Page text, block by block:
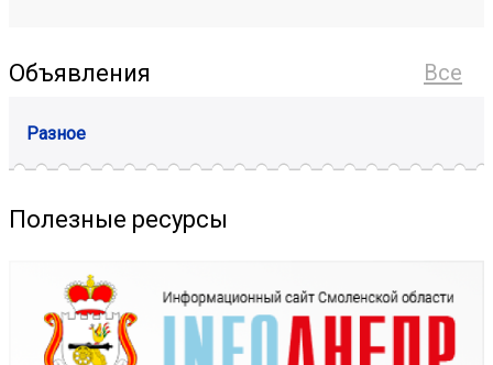
Все
Объявления
Разное
Полезные ресурсы